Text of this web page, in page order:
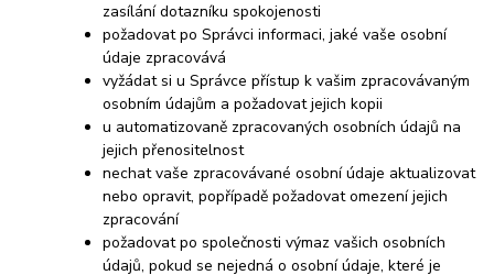
zasílání dotazníku spokojenosti
požadovat po Správci informaci, jaké vaše osobní
údaje zpracovává
vyžádat si u Správce přístup k vašim zpracovávaným
osobním údajům a požadovat jejich kopii
u automatizovaně zpracovaných osobních údajů na
jejich přenositelnost
nechat vaše zpracovávané osobní údaje aktualizovat
nebo opravit, popřípadě požadovat omezení jejich
zpracování
požadovat po společnosti výmaz vašich osobních
údajů, pokud se nejedná o osobní údaje, které je